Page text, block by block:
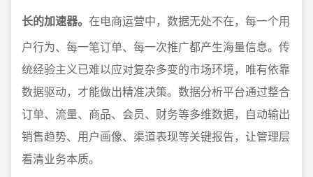
长的加速器。 在电商运营中，数据无处不在，每一个用
户行为、每一笔订单、每一次推广都产生海量信息。传
统经验主义已难以应对复杂多变的市场环境，唯有依靠
数据驱动，才能做出精准决策。数据分析平台通过整合
订单、流量、商品、会员、财务等多维数据，自动输出
销售趋势、用户画像、渠道表现等关键报告，让管理层
看清业务本质。